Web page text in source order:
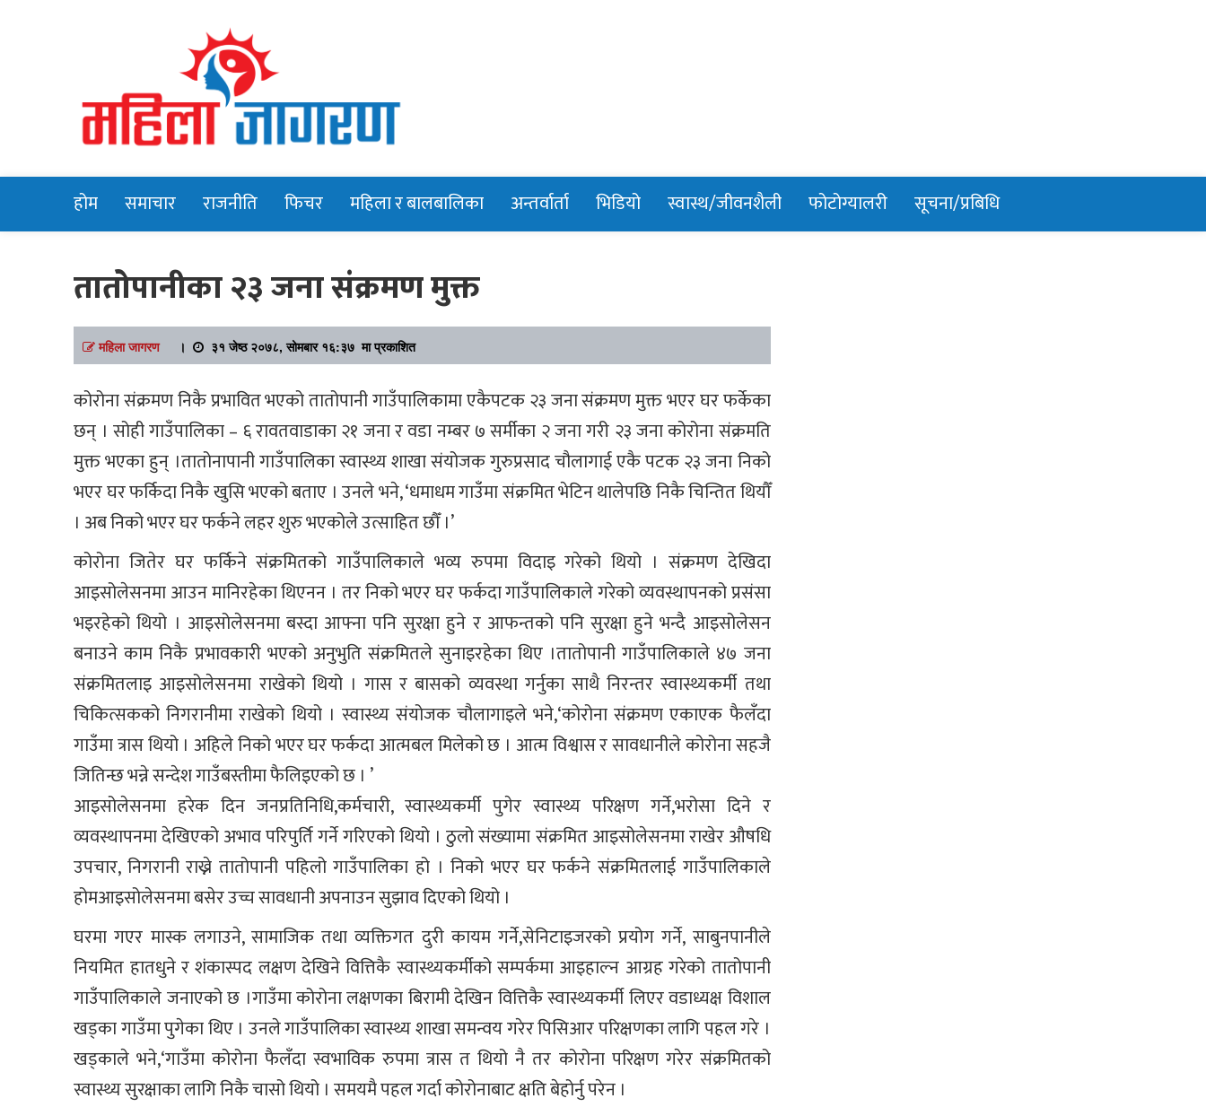
Mahilajagaran
होम समाचार राजनीति फिचर महिला र बालबालिका अन्तर्वार्ता भिडियो स्वास्थ/जीवनशैली फोटोग्यालरी सूचना/प्रबिधि
तातोपानीका २३ जना संक्रमण मुक्त
महिला जागरण। ३१ जेष्ठ २०७८, सोमबार १६:३७ मा प्रकाशित
कोरोना संक्रमण निकै प्रभावित भएको तातोपानी गाउँपालिकामा एकैपटक २३ जना संक्रमण मुक्त भएर घर फर्केका
छन् । सोही गाउँपालिका – ६ रावतवाडाका २१ जना र वडा नम्बर ७ सर्मीका २ जना गरी २३ जना कोरोना संक्रमति
मुक्त भएका हुन् ।तातोनापानी गाउँपालिका स्वास्थ्य शाखा संयोजक गुरुप्रसाद चौलागाई एकै पटक २३ जना निको
भएर घर फर्किदा निकै खुसि भएको बताए । उनले भने, ‘धमाधम गाउँमा संक्रमित भेटिन थालेपछि निकै चिन्तित थियौँ
। अब निको भएर घर फर्कने लहर शुरु भएकोले उत्साहित छौँ ।’
कोरोना जितेर घर फर्किने संक्रमितको गाउँपालिकाले भव्य रुपमा विदाइ गरेको थियो । संक्रमण देखिदा
आइसोलेसनमा आउन मानिरहेका थिएनन । तर निको भएर घर फर्कदा गाउँपालिकाले गरेको व्यवस्थापनको प्रसंसा
भइरहेको थियो । आइसोलेसनमा बस्दा आफ्ना पनि सुरक्षा हुने र आफन्तको पनि सुरक्षा हुने भन्दै आइसोलेसन
बनाउने काम निकै प्रभावकारी भएको अनुभुति संक्रमितले सुनाइरहेका थिए ।तातोपानी गाउँपालिकाले ४७ जना
संक्रमितलाइ आइसोलेसनमा राखेको थियो । गास र बासको व्यवस्था गर्नुका साथै निरन्तर स्वास्थ्यकर्मी तथा
चिकित्सकको निगरानीमा राखेको थियो । स्वास्थ्य संयोजक चौलागाइले भने,‘कोरोना संक्रमण एकाएक फैलँदा
गाउँमा त्रास थियो । अहिले निको भएर घर फर्कदा आत्मबल मिलेको छ । आत्म विश्वास र सावधानीले कोरोना सहजै
जितिन्छ भन्ने सन्देश गाउँबस्तीमा फैलिइएको छ । ’
आइसोलेसनमा हरेक दिन जनप्रतिनिधि,कर्मचारी, स्वास्थ्यकर्मी पुगेर स्वास्थ्य परिक्षण गर्ने,भरोसा दिने र
व्यवस्थापनमा देखिएको अभाव परिपुर्ति गर्ने गरिएको थियो । ठुलो संख्यामा संक्रमित आइसोलेसनमा राखेर औषधि
उपचार, निगरानी राख्ने तातोपानी पहिलो गाउँपालिका हो । निको भएर घर फर्कने संक्रमितलाई गाउँपालिकाले
होमआइसोलेसनमा बसेर उच्च सावधानी अपनाउन सुझाव दिएको थियो ।
घरमा गएर मास्क लगाउने, सामाजिक तथा व्यक्तिगत दुरी कायम गर्ने,सेनिटाइजरको प्रयोग गर्ने, साबुनपानीले
नियमित हातधुने र शंकास्पद लक्षण देखिने वित्तिकै स्वास्थ्यकर्मीको सम्पर्कमा आइहाल्न आग्रह गरेको तातोपानी
गाउँपालिकाले जनाएको छ ।गाउँमा कोरोना लक्षणका बिरामी देखिन वित्तिकै स्वास्थ्यकर्मी लिएर वडाध्यक्ष विशाल
खड्का गाउँमा पुगेका थिए । उनले गाउँपालिका स्वास्थ्य शाखा समन्वय गरेर पिसिआर परिक्षणका लागि पहल गरे ।
खड्काले भने,‘गाउँमा कोरोना फैलँदा स्वभाविक रुपमा त्रास त थियो नै तर कोरोना परिक्षण गरेर संक्रमितको
स्वास्थ्य सुरक्षाका लागि निकै चासो थियो । समयमै पहल गर्दा कोरोनाबाट क्षति बेहोर्नु परेन ।